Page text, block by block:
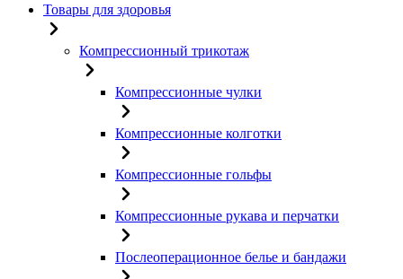
Товары для здоровья
Компрессионный трикотаж
Компрессионные чулки
Компрессионные колготки
Компрессионные гольфы
Компрессионные рукава и перчатки
Послеоперационное белье и бандажи